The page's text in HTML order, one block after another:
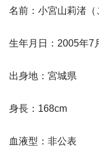
名前：小宮山莉渚（
生年月日：2005年7
出身地：宮城県
身長：168cm
血液型：非公表